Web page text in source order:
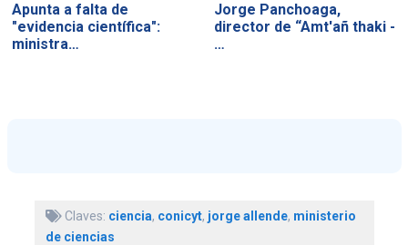
Apunta a falta de
"evidencia científica":
ministra…
Jorge Panchoaga,
director de “Amt'añ thaki -
…
Claves: ciencia, conicyt, jorge allende, ministerio
de ciencias